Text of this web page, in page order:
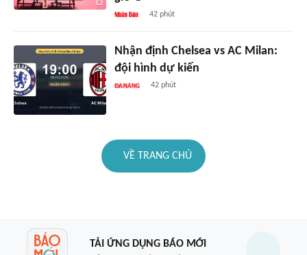
42 phút
Nhận định Chelsea vs AC Milan:
đội hình dự kiến
42 phút
VỀ TRANG CHỦ
TẢI ỨNG DỤNG BÁO MỚI